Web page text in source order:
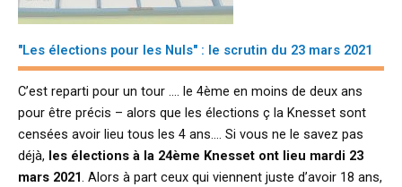
"Les élections pour les Nuls" : le scrutin du 23 mars 2021
C’est reparti pour un tour …. le 4ème en moins de deux ans
pour être précis – alors que les élections ç la Knesset sont
censées avoir lieu tous les 4 ans…. Si vous ne le savez pas
déjà, les élections à la 24ème Knesset ont lieu mardi 23
mars 2021 . Alors à part ceux qui viennent juste d’avoir 18 ans,